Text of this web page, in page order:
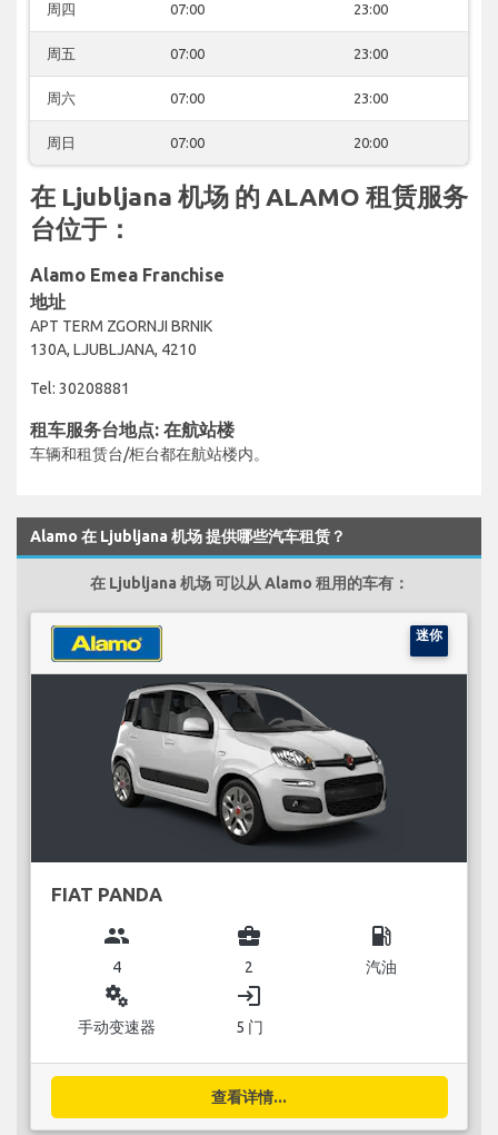
周四 07:00 23:00
周五 07:00 23:00
周六 07:00 23:00
周日 07:00 20:00
在 Ljubljana 机场 的 ALAMO 租赁服务
台位于：
Alamo Emea Franchise
地址
APT TERM ZGORNJI BRNIK
130A, LJUBLJANA, 4210
Tel: 30208881
租车服务台地点: 在航站楼
车辆和租赁台/柜台都在航站楼内。
Alamo 在 Ljubljana 机场 提供哪些汽车租赁？
在 Ljubljana 机场 可以从 Alamo 租用的车有：
迷你
FIAT PANDA
group
4
business_center
2
local_gas_station
汽油
miscellaneous_services
手动变速器
login
5 门
查看详情...